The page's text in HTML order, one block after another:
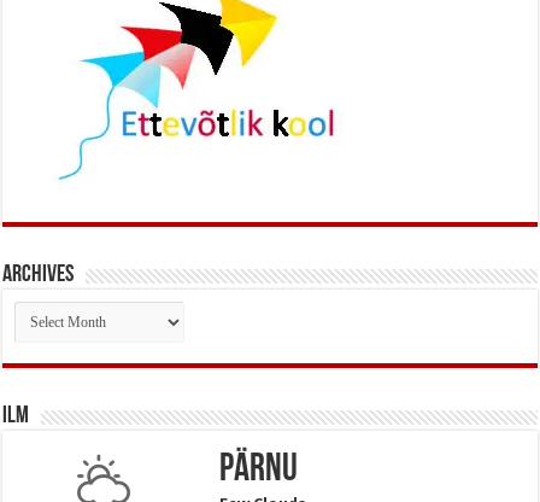
Archives
Archives
Ilm
Pärnu